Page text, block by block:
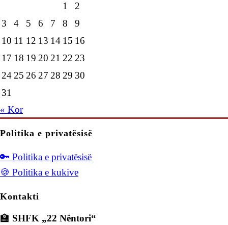
1
2
3
4 5 6 7 8
9
10 11 12 13 14 15 16
17 18 19 20 21 22 23
2425 26 27 28 29 30
31
« Kor
Politika e privatësisë
🔑 Politika e privatësisë
🍪 Politika e kukive
Kontakti
🏫 SHFK „22 Nëntori“